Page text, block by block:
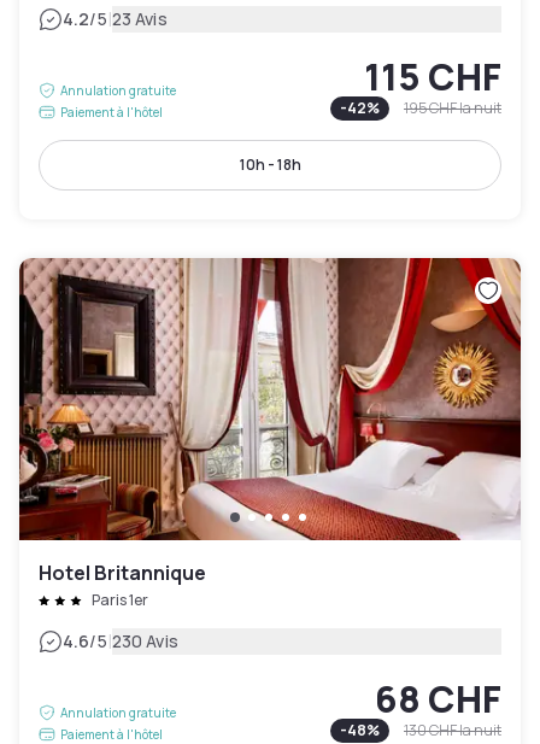
4.2/5|23 Avis
Annulation gratuite
Paiement à l'hôtel
115 CHF
-42% 195 CHFla nuit
10h - 18h
Hotel Britannique
Paris 1er
4.6/5|230 Avis
Annulation gratuite
Paiement à l'hôtel
68 CHF
-48% 130 CHFla nuit